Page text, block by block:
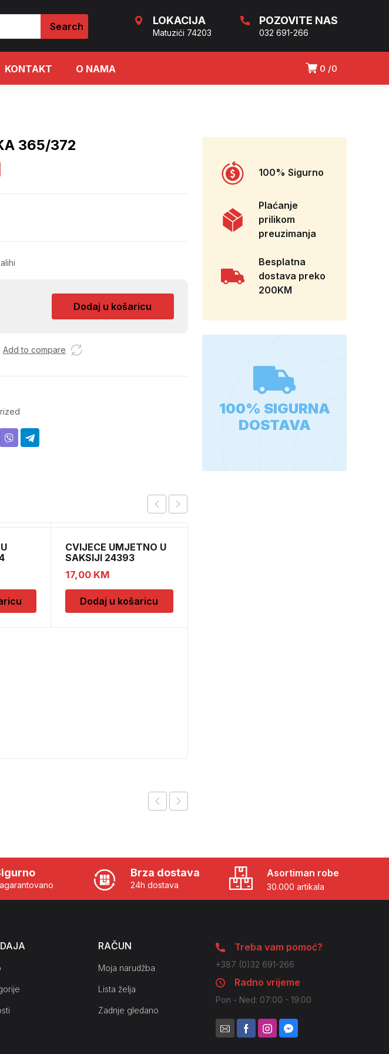
LOKACIJA
Matuzići 74203
POZOVITE NAS
032 691-266
0 0
KONTAKT O NAMA
365/372
Dodaj u košaricu
Add to compare
CVIJECE UMJETNO U
SAKSIJI 24393
CH52439
17,00 KM
Dodaj u košaricu
100% Sigurno
Plaćanje
prilikom
preuzimanja
Besplatna
dostava preko
200KM
100% SIGURNA
DOSTAVA
Brza dostava
24h dostava
Asortiman robe
30.000 artikala
RAČUN
Moja narudžba
Lista želja
Zadnje gledano
Treba vam pomoć?
+387 (0)32 691-266
Radno vrijeme
Pon - Ned: 07:00 - 19:00